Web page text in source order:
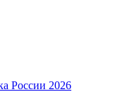
России 2026